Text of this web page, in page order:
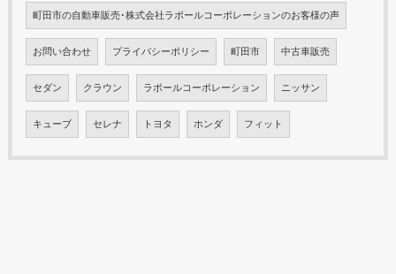
町田市の自動車販売･株式会社ラポールコーポレーションのお客様の声
お問い合わせ プライバシーポリシー 町田市 中古車販売
セダン クラウン ラポールコーポレーション ニッサン
キューブ セレナ トヨタ ホンダ フィット